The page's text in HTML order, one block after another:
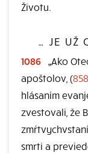
Životu.
… JE UŽ
1086 „Ako
apoštolov, (858
hlásaním
zvestovali, že
smrti a